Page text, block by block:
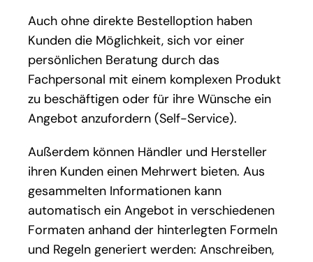
Auch ohne direkte Bestelloption haben
Kunden die Möglichkeit, sich vor einer
persönlichen Beratung durch das
Fachpersonal mit einem komplexen Produkt
zu beschäftigen oder für ihre Wünsche ein
Angebot anzufordern (Self-Service).
Außerdem können Händler und Hersteller
ihren Kunden einen Mehrwert bieten. Aus
gesammelten Informationen kann
automatisch ein Angebot in verschiedenen
Formaten anhand der hinterlegten Formeln
und Regeln generiert werden: Anschreiben,